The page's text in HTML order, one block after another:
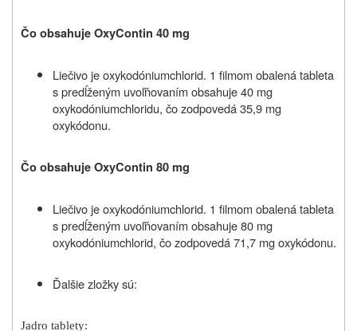
Čo obsahuje OxyContin 40 mg
Liečivo je oxykodóniumchlorid. 1 filmom obalená tableta
s predĺženým uvoľňovaním obsahuje 40 mg
oxykodóniumchloridu, čo zodpovedá 35,9 mg
oxykódonu.
Čo obsahuje OxyContin 80 mg
Liečivo je oxykodóniumchlorid. 1 filmom obalená tableta
s predĺženým uvoľňovaním obsahuje 80 mg
oxykodóniumchlorid, čo zodpovedá 71,7 mg oxykódonu.
Ďalšie zložky sú:
Jadro tablety: